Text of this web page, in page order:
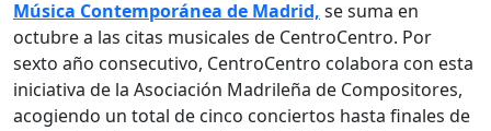
Música Contemporánea de Madrid, se suma en
octubre a las citas musicales de CentroCentro. Por
sexto año consecutivo, CentroCentro colabora con esta
iniciativa de la Asociación Madrileña de Compositores,
acogiendo un total de cinco conciertos hasta finales de